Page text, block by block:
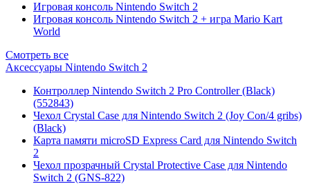
Игровая консоль Nintendo Switch 2
Игровая консоль Nintendo Switch 2 + игра Mario Kart
World
Смотреть все
Аксессуары Nintendo Switch 2
Контроллер Nintendo Switch 2 Pro Controller (Black)
(552843)
Чехол Сrystal Сase для Nintendo Switch 2 (Joy Con/4 gribs)
(Black)
Карта памяти microSD Express Card для Nintendo Switch
2
Чехол прозрачный Crystal Protective Case для Nintendo
Switch 2 (GNS-822)